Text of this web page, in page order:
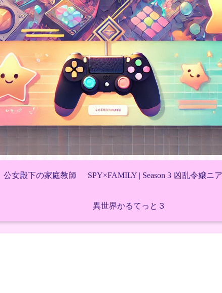
公女殿下の家庭教師 SPY×FAMILY | Season 3 凶乱令嬢ニ
異世界かるてっと３